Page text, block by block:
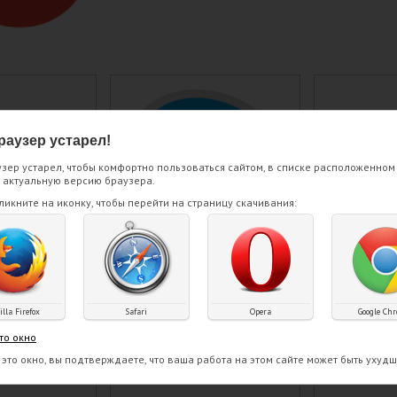
весовое
495 гр
Стакан Фишка Сгущенка
клюквой
устарел!
устарел, чтобы комфортно пользоваться сайтом, в списке
актуальную версию браузера.
на иконку, чтобы перейти на страницу скачивания:
Firefox Safari Opera Google
окно
окно, вы подтверждаете, что ваша работа на этом сайте может быть